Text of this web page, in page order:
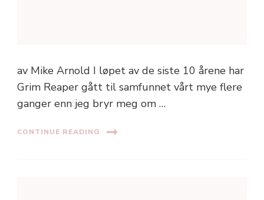
av Mike Arnold I løpet av de siste 10 årene har
Grim Reaper gått til samfunnet vårt mye flere
ganger enn jeg bryr meg om …
CONTINUE READING